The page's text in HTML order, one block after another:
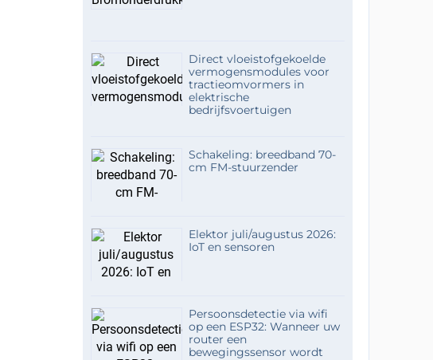
Direct vloeistofgekoelde
vermogensmodules voor
tractieomvormers in
elektrische
bedrijfsvoertuigen
Schakeling: breedband 70-
cm FM-stuurzender
Elektor juli/augustus 2026:
IoT en sensoren
Persoonsdetectie via wifi
op een ESP32: Wanneer uw
router een
bewegingssensor wordt